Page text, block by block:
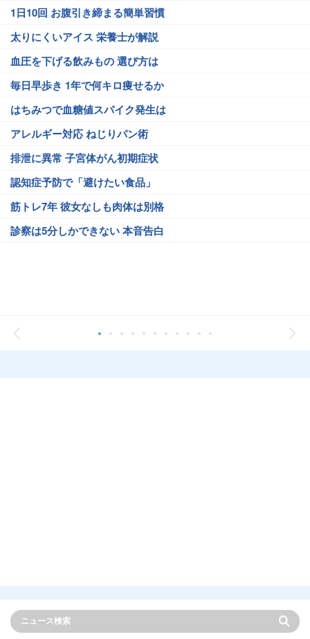
1日10回 お腹引き締まる簡単習慣
太りにくいアイス 栄養士が解説
血圧を下げる飲みもの 選び方は
毎日早歩き 1年で何キロ痩せるか
はちみつで血糖値スパイク発生は
アレルギー対応 ねじりパン術
排泄に異常 子宮体がん初期症状
認知症予防で「避けたい食品」
筋トレ7年 彼女なしも肉体は別格
診察は5分しかできない 本音告白